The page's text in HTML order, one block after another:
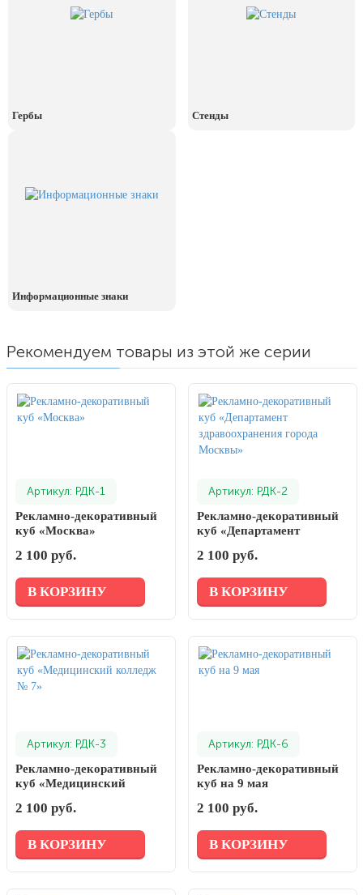
День рыбака (второе воскресенье
2 августа, День ВДВ
Гербы Стенды
Информационные знаки
Рекомендуем товары из этой же серии
Артикул: РДК-1
Рекламно-декоративный
куб «Москва»
2 100 руб.
В КОРЗИНУ
Артикул: РДК-2
Рекламно-декоративный
куб «Департамент
Москвы»
2 100 руб.
В КОРЗИНУ
Артикул: РДК-3
Рекламно-декоративный
куб «Медицинский
2 100 руб.
В КОРЗИНУ
Артикул: РДК-6
Рекламно-декоративный
куб на 9 мая
2 100 руб.
В КОРЗИНУ